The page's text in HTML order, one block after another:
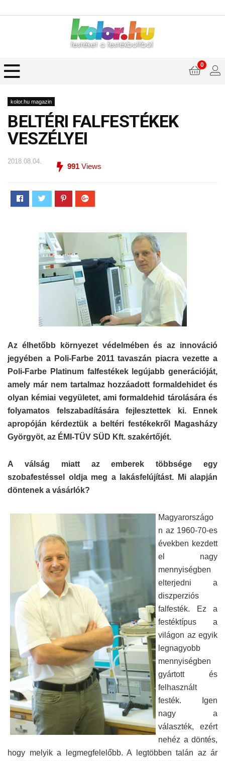
0
kolor.hu magazin
BELTÉRI FALFESTÉKEK
VESZÉLYEI
2018.08.04.
991 Views
Az élhetőbb környezet védelmében és az innováció
jegyében a Poli-Farbe 2011 tavaszán piacra vezette a
Poli-Farbe Platinum falfestékek legújabb generációját,
amely már nem tartalmaz hozzáadott formaldehidet és
olyan kémiai vegyületet, ami formaldehid tárolására és
folyamatos felszabadítására fejlesztettek ki. Ennek
apropóján kérdeztük a beltéri festékekről Magasházy
Györgyöt, az ÉMI-TÜV SÜD Kft. szakértőjét.
A válság miatt az emberek többsége egy
szobafestéssel oldja meg a lakásfelújítást. Mi alapján
döntenek a vásárlók?
Magyarországo
n az 1960-70-es
években kezdett
el nagy
mennyiségben
elterjedni a
diszperziós
falfesték. Ez a
festéktípus a
világon az egyik
legnagyobb
mennyiségben
gyártott és
felhasznált
festék. Igen
nagy a
választék, ezért
nehéz a döntés,
hogy melyik a legmegfelelőbb. A legtöbben talán az ár